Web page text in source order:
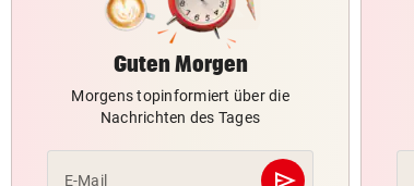
Guten Morgen
Morgens topinformiert über die
Nachrichten des Tages
E-Mail